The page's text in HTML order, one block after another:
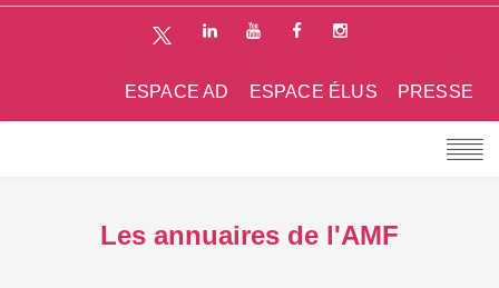
PRESSE
ESPACE ÉLUS
ESPACE AD
Les annuaires de l'AMF